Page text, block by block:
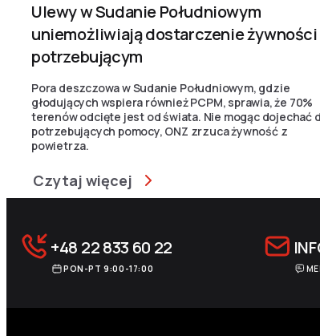
Ulewy w Sudanie Południowym
uniemożliwiają dostarczenie żywności
potrzebującym
Pora deszczowa w Sudanie Południowym, gdzie
głodujących wspiera również PCPM, sprawia, że 70%
terenów odcięte jest od świata. Nie mogąc dojechać
potrzebujących pomocy, ONZ zrzuca żywność z
powietrza.
Czytaj więcej
+48 22 833 60 22
PON-PT 9:00-17:00